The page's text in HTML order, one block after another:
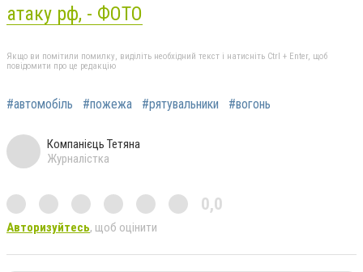
атаку рф, - ФОТО
Якщо ви помітили помилку, виділіть необхідний текст і натисніть Ctrl + Enter, щоб
повідомити про це редакцію
#автомобіль #пожежа #рятувальники #вогонь
Компанієць Тетяна
Журналістка
0,0
Авторизуйтесь, щоб оцінити